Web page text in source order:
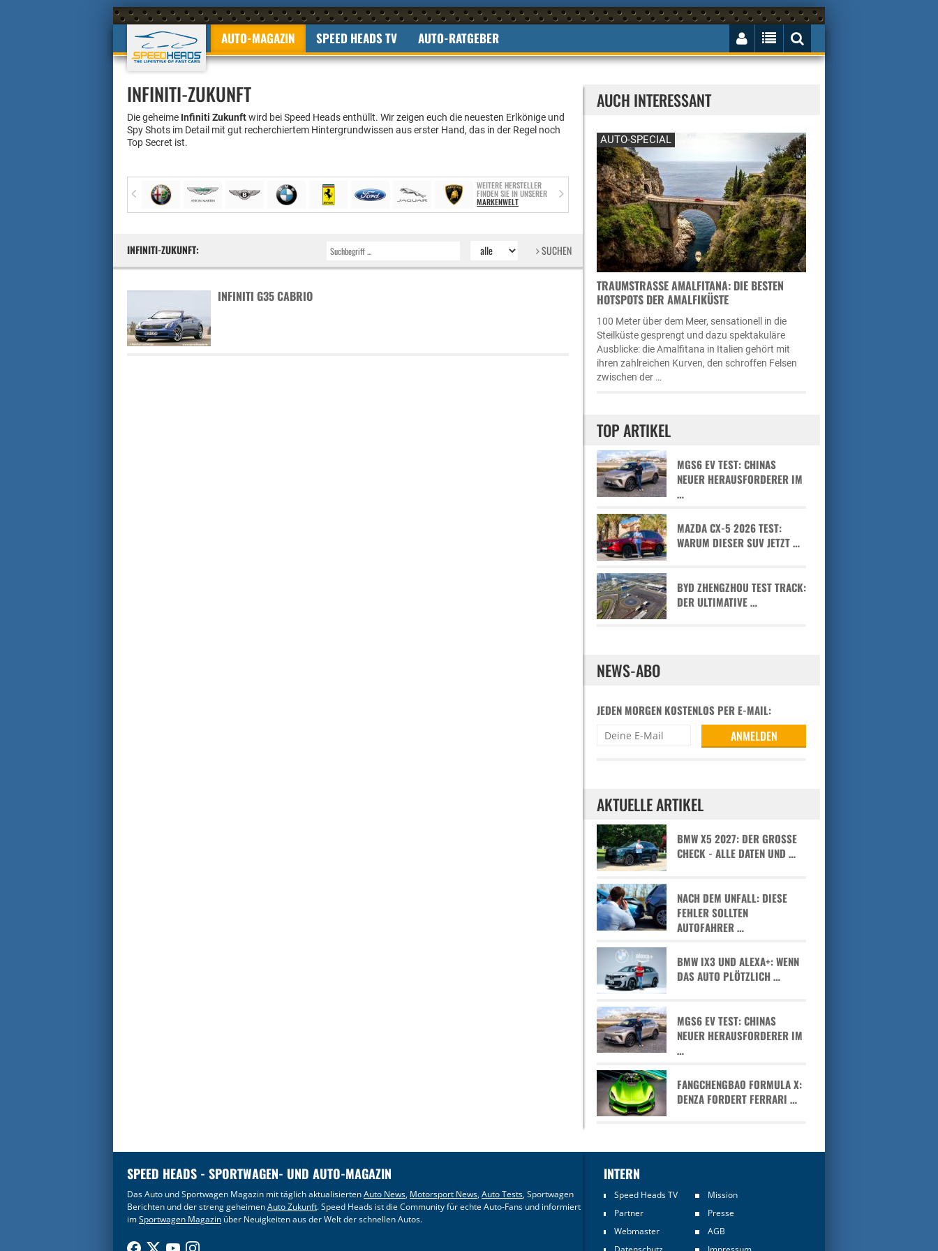
AUTO-MAGAZIN SPEED HEADS TV AUTO-RATGEBER
INFINITI-ZUKUNFT
Die geheime Infiniti Zukunftwird bei Speed Heads enthüllt. Wir zeigen euch die neuesten Erlkönige und
Spy Shots im Detail mit gut recherchiertem Hintergrundwissen aus erster Hand, das in der Regel noch
Top Secret ist.
WEITERE HERSTELLER
FINDEN SIE IN UNSERER
MARKENWELT
INFINITI-ZUKUNFT: SUCHEN
INFINITI G35 CABRIO
AUCH INTERESSANT
AUTO-SPECIAL
TRAUMSTRASSE AMALFITANA: DIE BESTEN H
OTSPOTS DER AMALFIKÜSTE
100 Meter über dem Meer, sensationell in die
Steilküste gesprengt und dazu spektakuläre
Ausblicke: die Amalfitana in Italien gehört mit
ihren zahlreichen Kurven, den schroffen Felsen
zwischen der …
TOP ARTIKEL
MGS6 EV TEST: CHINAS
NEUER HERAUSFORDERER IM
…
MAZDA CX-5 2026 TEST:
WARUM DIESER SUV JETZT …
BYD ZHENGZHOU TEST TRACK:
DER ULTIMATIVE …
NEWS-ABO
JEDEN MORGEN KOSTENLOS PER E-MAIL:
AKTUELLE ARTIKEL
BMW X5 2027: DER GROSSE C
HECK - ALLE DATEN UND …
NACH DEM UNFALL: DIESE
FEHLER SOLLTEN
AUTOFAHRER …
BMW IX3 UND ALEXA+: WENN
DAS AUTO PLÖTZLICH …
MGS6 EV TEST: CHINAS
NEUER HERAUSFORDERER IM
…
FANGCHENGBAO FORMULA X:
DENZA FORDERT FERRARI …
SPEED HEADS - SPORTWAGEN- UND AUTO-MAGAZIN
Das Auto und Sportwagen Magazin mit täglich aktualisiertenAuto News, Motorsport News,Auto Tests, Sportwagen
Berichten und der streng geheimenAuto Zukunft. Speed Heads ist die Community für echte Auto-Fans und informiert
imSportwagen Magazin über Neuigkeiten aus der Welt der schnellen Autos.
INTERN
Speed Heads TV
Mission
Partner
Presse
Webmaster
AGB